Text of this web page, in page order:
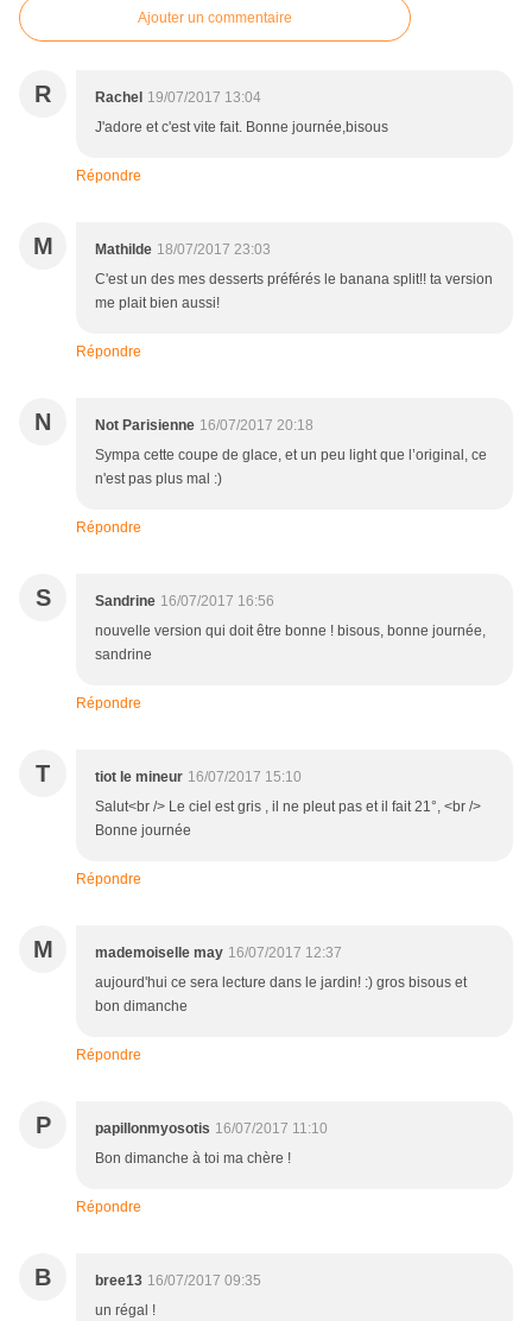
Ajouter un commentaire
R Rachel 19/07/2017 13:04
J'adore et c'est vite fait. Bonne journée,bisous
Répondre
M Mathilde 18/07/2017 23:03
C'est un des mes desserts préférés le banana split!! ta version
me plait bien aussi!
Répondre
N Not Parisienne 16/07/2017 20:18
Sympa cette coupe de glace, et un peu light que l’original, ce
n'est pas plus mal :)
Répondre
S Sandrine 16/07/2017 16:56
nouvelle version qui doit être bonne ! bisous, bonne journée,
sandrine
Répondre
T tiot le mineur 16/07/2017 15:10
Salut<br /> Le ciel est gris , il ne pleut pas et il fait 21°, <br />
Bonne journée
Répondre
M mademoiselle may 16/07/2017 12:37
aujourd'hui ce sera lecture dans le jardin! :) gros bisous et
bon dimanche
Répondre
P papillonmyosotis 16/07/2017 11:10
Bon dimanche à toi ma chère !
Répondre
B bree13 16/07/2017 09:35
un régal !